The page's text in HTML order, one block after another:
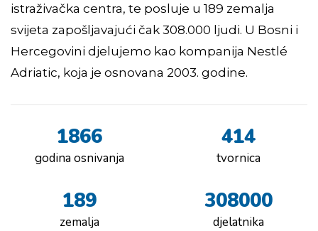
istraživačka centra, te posluje u 189 zemalja
svijeta zapošljavajući čak 308.000 ljudi. U Bosni i
Hercegovini djelujemo kao kompanija Nestlé
Adriatic, koja je osnovana 2003. godine.
1866
godina osnivanja
414
tvornica
189
zemalja
308000
djelatnika